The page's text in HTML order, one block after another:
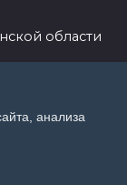
области
анализа